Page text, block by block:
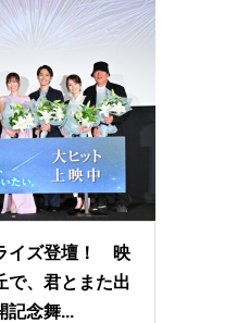
イズ登壇！ 映
で、君とまた出
念舞...